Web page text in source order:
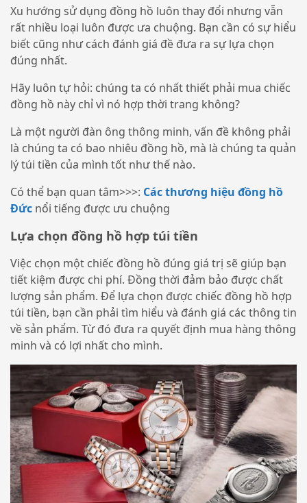
Xu hướng sử dụng đồng hồ luôn thay đổi nhưng vẫn
rất nhiều loại luôn được ưa chuộng. Bạn cần có sự hiểu
biết cũng như cách đánh giá đề đưa ra sự lựa chọn
đúng nhất.
Hãy luôn tự hỏi: chúng ta có nhất thiết phải mua chiếc
đồng hồ này chỉ vì nó hợp thời trang không?
Là một người đàn ông thông minh, vấn đề không phải
là chúng ta có bao nhiêu đồng hồ, mà là chúng ta quản
lý túi tiền của mình tốt như thế nào.
Có thể bạn quan tâm>>>: Các thương hiệu đồng hồ
Đức nổi tiếng được ưu chuộng
Lựa chọn đồng hồ hợp túi tiền
Việc chọn một chiếc đồng hồ đúng giá trị sẽ giúp bạn
tiết kiệm được chi phí. Đồng thời đảm bảo được chất
lượng sản phẩm. Để lựa chọn được chiếc đồng hồ hợp
túi tiền, bạn cần phải tìm hiểu và đánh giá các thông tin
về sản phẩm. Từ đó đưa ra quyết định mua hàng thông
minh và có lợi nhất cho mình.